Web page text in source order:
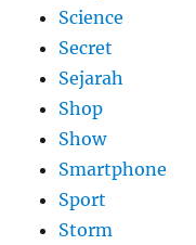
Science
Secret
Sejarah
Shop
Show
Smartphone
Sport
Storm